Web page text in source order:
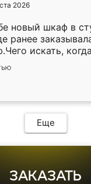
2026
новый шкаф в
ранее
искать,
Служит кухня
нет.
Еще
ЗАКАЗАТЬ